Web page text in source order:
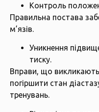
Контроль
Правильна постава
м’язів.
Уникнення
тиску.
Вправи, що
погіршити стан
тренувань.